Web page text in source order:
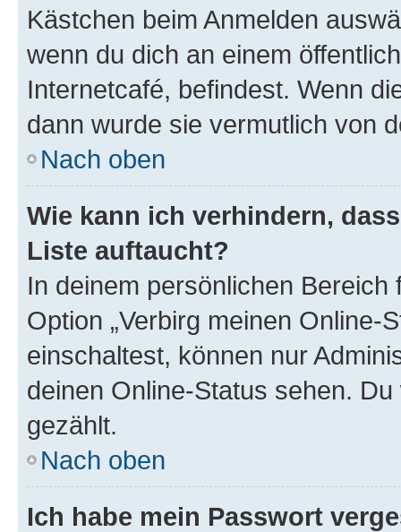
Kästchen beim Anmelden
wenn du dich an einem
Internetcafé, befindest. Wenn
dann wurde sie vermutlich von
Nach oben
Wie kann ich verhindern,
Liste auftaucht?
In deinem persönlichen
Option „Verbirg meinen Online-
einschaltest, können nur
deinen Online-Status sehen.
gezählt.
Nach oben
Ich habe mein Passwort